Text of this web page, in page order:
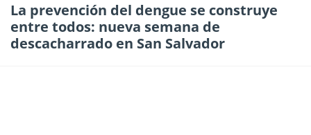
La prevención del dengue se construye
entre todos: nueva semana de
descacharrado en San Salvador